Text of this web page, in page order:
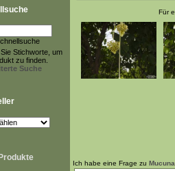
Stichworte, um
zu finden.
Suche
Für
Ich habe eine Frage zu